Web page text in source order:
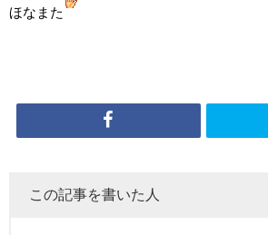
ほなまた
この記事を書いた人